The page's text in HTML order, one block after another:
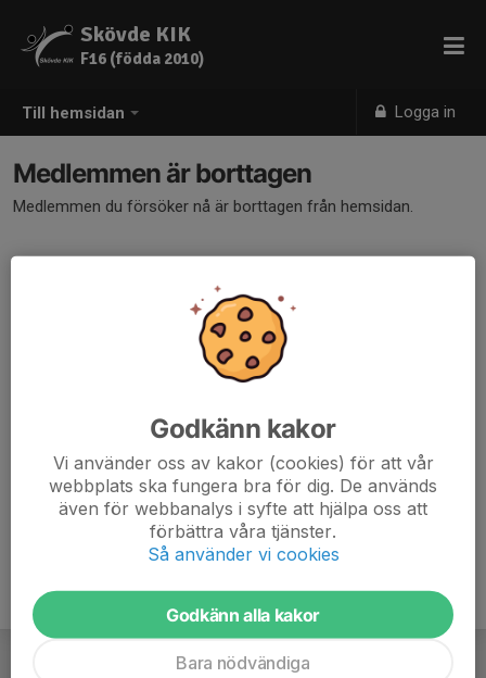
Till hemsidan Logga in
Skövde KIK
F16 (födda 2010)
Medlemmen är borttagen
Medlemmen du försöker nå är borttagen från hemsidan.
Godkänn kakor
Vi använder oss av kakor (cookies) för att vår
webbplats ska fungera bra för dig. De används
även för webbanalys i syfte att hjälpa oss att
förbättra våra tjänster.
Så använder vi cookies
Godkänn alla kakor
Bara nödvändiga